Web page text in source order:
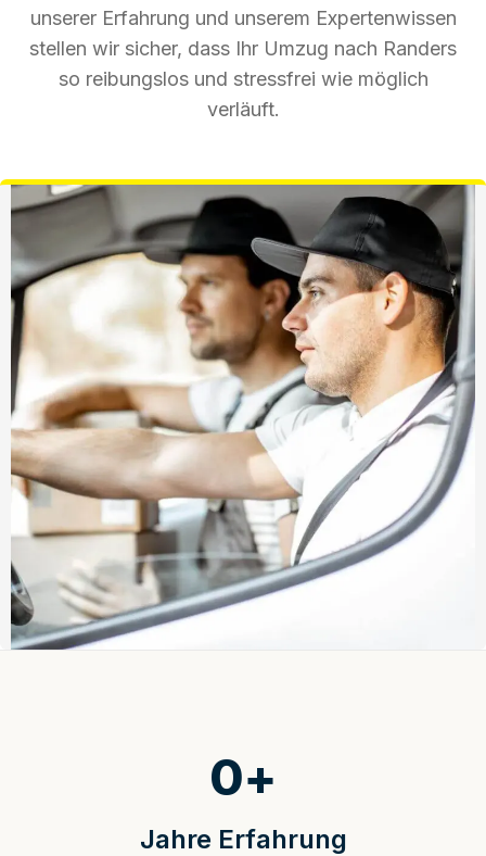
unserer Erfahrung und unserem Expertenwissen
stellen wir sicher, dass Ihr Umzug nach Randers
so reibungslos und stressfrei wie möglich
verläuft.
Jahre Erfahrung
0+